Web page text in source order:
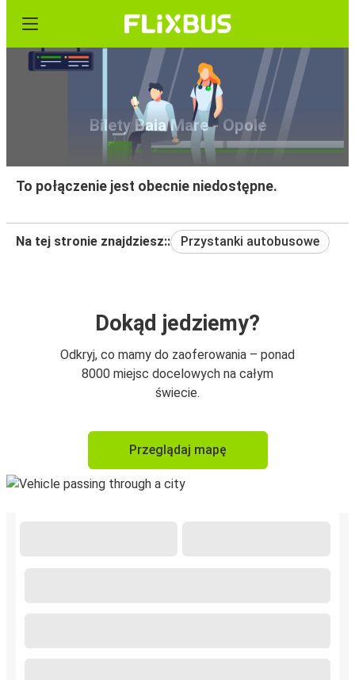
Bilety Baia Mare - Opole
To połączenie jest obecnie niedostępne.
Na tej stronie znajdziesz:: Przystanki autobusowe
Dokąd jedziemy?
Odkryj, co mamy do zaoferowania – ponad
8000 miejsc docelowych na całym
świecie.
Przeglądaj mapę